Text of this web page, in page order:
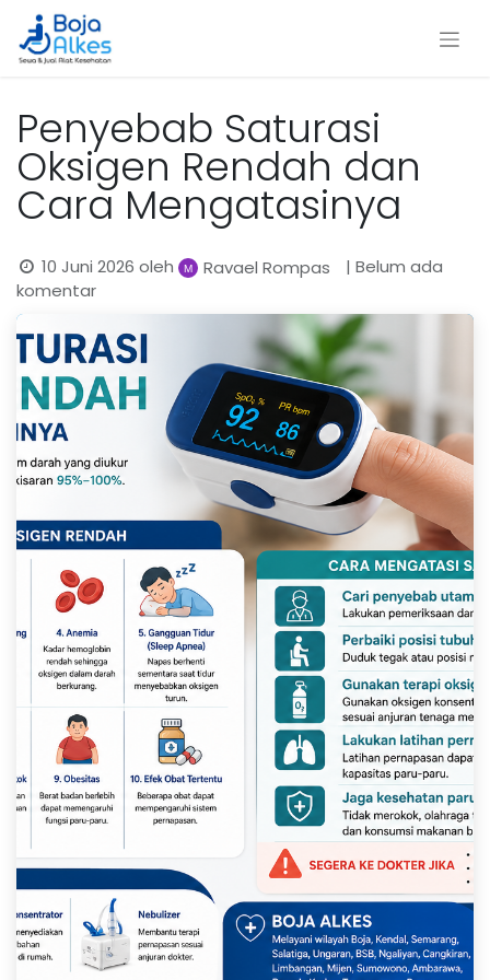
Penyebab Saturasi
Oksigen Rendah dan
Cara Mengatasinya
10 Juni 2026 oleh Ravael Rompas
| Belum ada
komentar